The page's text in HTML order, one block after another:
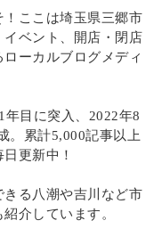
ここは埼玉県三郷市
ベント、開店・閉店
ーカルブログメディ
年目に突入、2022年8
。累計5,000記事以上
更新中！
る八潮や吉川など市
介しています。